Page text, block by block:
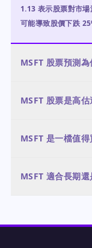
1.13 表示股票對市
可能導致股價下跌
MSFT 股票預測為
50%），與分析師平
標價為 350-400 美
的情境是基本情境
MSFT 股票是高估
區間（20-38 倍）的
顯示股票相對於其
長，但低本益比表
MSFT 是一檔值
其基本面強勁、歷史
MSFT 適合長期還